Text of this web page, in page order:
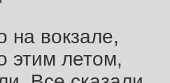
на вокзале,
этим летом,